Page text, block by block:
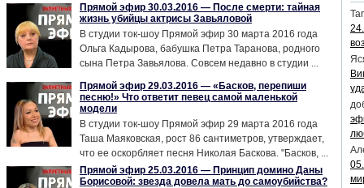
Прямой эфир 30.03.2016 — После смерти: тайная
жизнь убийцы актрисы Завьяловой
В студии ток-шоу Прямой эфир 30 марта 2016 года
Ольга Кадырова, бабушка Петра Таранова, родного
сына Петра Завьялова. Совсем недавно в студии ...
Прямой эфир 29.03.2016 — «Басков, перепиши
песню!» Что ответит певец самой маленькой
модели
В студии ток-шоу Прямой эфир 29 марта 2016 года
Таша Маяковская, рост 86 сантиметров, утверждает,
что ее оскорбляет песня Николая Баскова. "Басков, ...
Прямой эфир 25.03.2016 — Принцип домино Даны
Борисовой: звезда довела мать до самоубийства?